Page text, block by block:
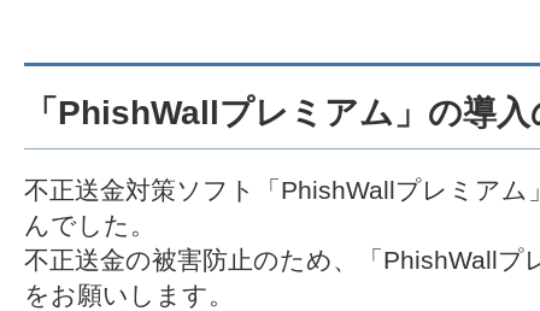
「PhishWallプレミアム」の導
不正送金対策ソフト「PhishWallプレミア
んでした。
不正送金の被害防止のため、「PhishWall
をお願いします。